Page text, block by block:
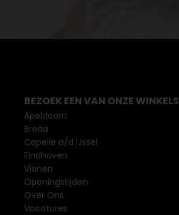
BEZOEK EEN VAN ONZE WINKELS
Apeldoorn
Breda
Capelle a/d IJssel
Eindhoven
Vianen
Openingstijden
Over Ons
Vacatures